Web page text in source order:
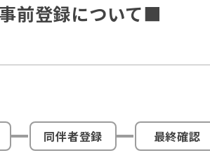
前登録について■
同伴者登録 最終確認